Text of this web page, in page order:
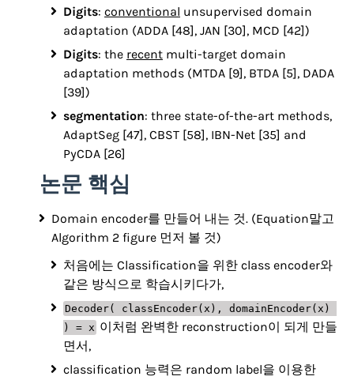
Digits: conventional unsupervised domain
adaptation (ADDA [48], JAN [30], MCD [42])
Digits: the recent multi-target domain
adaptation methods (MTDA [9], BTDA [5], DADA
[39])
segmentation: three state-of-the-art methods,
AdaptSeg [47], CBST [58], IBN-Net [35] and
PyCDA [26]
논문 핵심
Domain encoder를 만들어 내는 것. (Equation말고
Algorithm 2 figure 먼저 볼 것)
처음에는 Classification을 위한 class encoder와
같은 방식으로 학습시키다가,
Decoder( classEncoder(x), domainEncoder(x)
) = x 이처럼 완벽한 reconstruction이 되게 만들
면서,
classification 능력은 random label을 이용한